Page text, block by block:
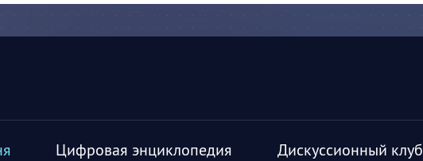
Цифровая энциклопедия Дискуссионный клуб